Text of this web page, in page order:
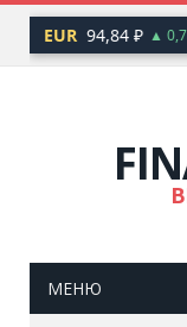
EUR 94,84 ₽ ▲
МЕНЮ